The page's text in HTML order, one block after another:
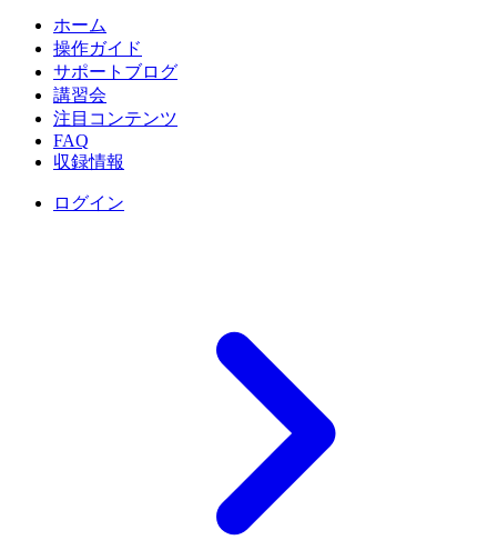
ホーム
操作ガイド
サポートブログ
講習会
注目コンテンツ
FAQ
収録情報
ログイン